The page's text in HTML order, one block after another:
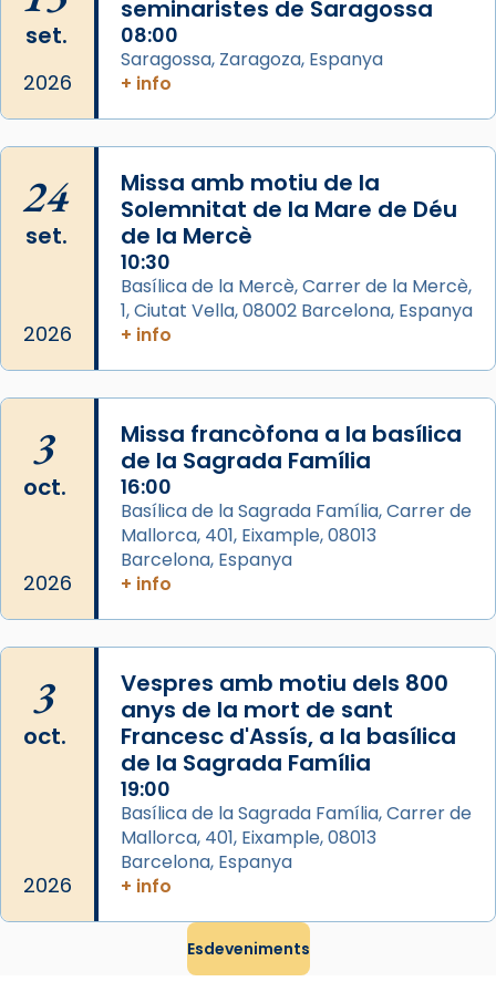
a la “Missa de les Santes” (“Missa de
Glòria”) fou composta el 1848 per Mn.
Manuel Blanch, amb aire d’òpera
italianitzant; s’interpreta per privilegi
pontifici, amb orquestra i cor, i té una
duració aproximada de tres hores. Després,
processó (recuperada el 1972) al voltant
del temple amb les relíquies de les santes.
Des de 1985 hi participa també un grup de
diablesses amb música i ball propis. Festa
gran a Mataró.
«Si vols saber què és calor, ves per les
Share
Arquebisbat de Barcelona
2 weeks ago
Jaume, fill de Zebedeu, és juntament amb el
seu germà Joan i Pere un dels que
acompanyava més de prop Jesús.
Herodes Agripa (vers l'any 44).
Patró de Galícia, després de les invasions
musulmanes fou venerat com a patró dels
Regnes castellans i més tard de tota
El seu sepulcre a Compostela fou un gran
centre de peregrinacions medievals de tot
«A Raïms de Sant Jaume, raïms aigualits;
set.
2026
seminaristes de Saragossa
08:00
Saragossa, Zaragoza, Espanya
+ info
24
set.
2026
Missa amb motiu de la
Solemnitat de la Mare de Déu
de la Mercè
10:30
Basílica de la Mercè, Carrer de la Mercè,
1, Ciutat Vella, 08002 Barcelona, Espanya
+ info
3
oct.
2026
Missa francòfona a la basílica
de la Sagrada Família
16:00
Basílica de la Sagrada Família, Carrer de
Mallorca, 401, Eixample, 08013
Barcelona, Espanya
+ info
3
oct.
2026
Vespres amb motiu dels 800
anys de la mort de sant
Francesc d'Assís, a la basílica
de la Sagrada Família
19:00
Basílica de la Sagrada Família, Carrer de
Mallorca, 401, Eixample, 08013
Barcelona, Espanya
+ info
Esdeveniments